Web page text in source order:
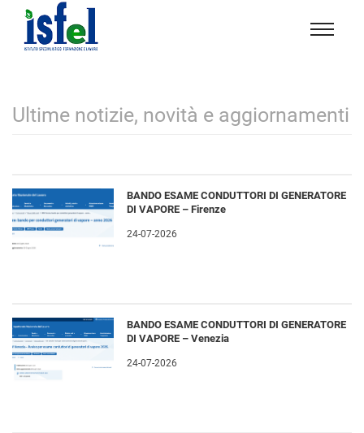
Isfel
formazione
Ultime notizie, novità e aggiornamenti
BANDO ESAME CONDUTTORI DI GENERATORE
DI VAPORE – Firenze
24-07-2026
BANDO ESAME CONDUTTORI DI GENERATORE
DI VAPORE – Venezia
24-07-2026